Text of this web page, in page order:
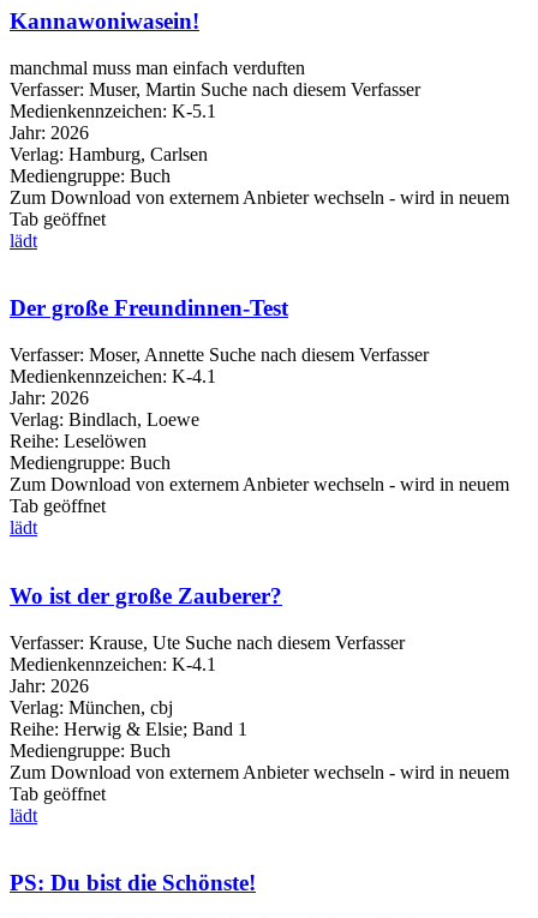
Kannawoniwasein!
manchmal muss man einfach verduften
Verfasser: Muser, Martin Suche nach diesem Verfasser
Medienkennzeichen: K-5.1
Jahr: 2026
Verlag: Hamburg, Carlsen
Mediengruppe: Buch
Zum Download von externem Anbieter wechseln - wird in neuem
Tab geöffnet
lädt
Der große Freundinnen-Test
Verfasser: Moser, Annette Suche nach diesem Verfasser
Medienkennzeichen: K-4.1
Jahr: 2026
Verlag: Bindlach, Loewe
Reihe: Leselöwen
Mediengruppe: Buch
Zum Download von externem Anbieter wechseln - wird in neuem
Tab geöffnet
lädt
Wo ist der große Zauberer?
Verfasser: Krause, Ute Suche nach diesem Verfasser
Medienkennzeichen: K-4.1
Jahr: 2026
Verlag: München, cbj
Reihe: Herwig & Elsie; Band 1
Mediengruppe: Buch
Zum Download von externem Anbieter wechseln - wird in neuem
Tab geöffnet
lädt
PS: Du bist die Schönste!